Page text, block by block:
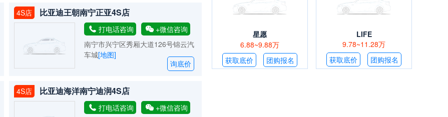
4S店 比亚迪王朝南宁正亚4S店
打电话咨询
+微信咨询
南宁市兴宁区秀厢大道126号锦云汽
车城[地图]
询底价
4S店 比亚迪海洋南宁迪润4S店
打电话咨询
+微信咨询
星愿
6.88~9.88万
获取底价
团购报名
LIFE
9.78~11.28万
获取底价
团购报名